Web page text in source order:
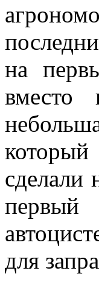
на
вместо
сделали
первый
для